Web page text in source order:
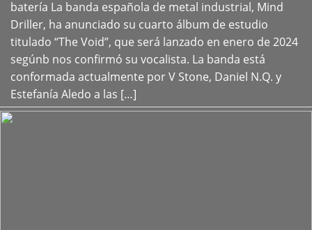
batería La banda española de metal industrial, Mind
Driller, ha anunciado su cuarto álbum de estudio
titulado “The Void”, que será lanzado en enero de 2024
segúnb nos confirmó su vocalista. La banda está
conformada actualmente por V Stone, Daniel N.Q. y
Estefanía Aledo a las […]
+